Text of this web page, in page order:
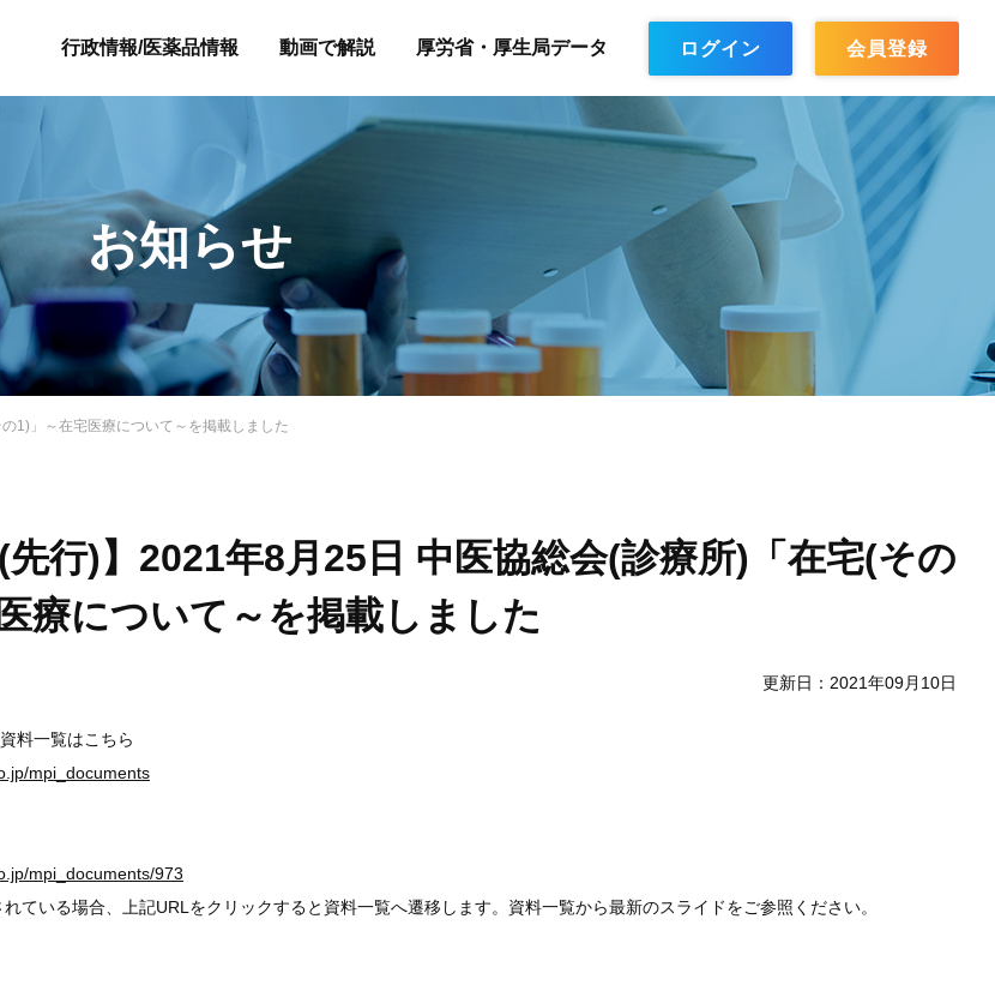
行政情報/医薬品情報 動画で解説 厚労省・厚生局データ ログイン 会員登録
お知らせ
1)」～在宅医療について～を掲載しました
(先行)】2021年8月25日 中医協総会(診療所)「在宅(その
療について～を掲載しました
更新日：2021年09月10日
料一覧はこちら
mpi_documents
mpi_documents/973
ている場合、上記URLをクリックすると資料一覧へ遷移します。資料一覧から最新のスライドをご参照ください。